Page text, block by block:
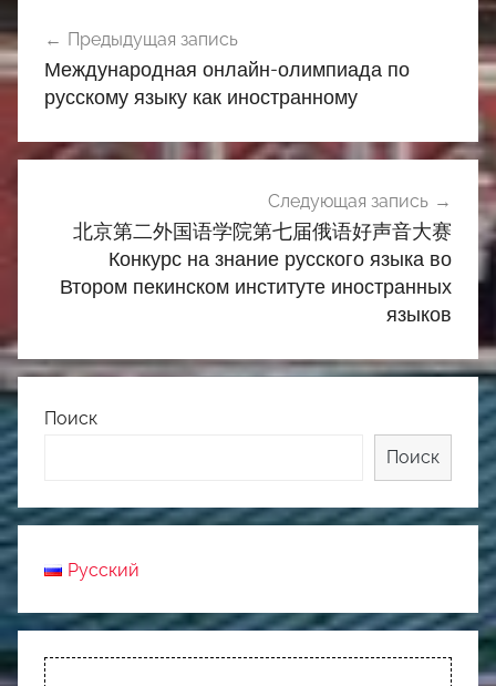
по
записям
Предыдущая запись
Международная онлайн-олимпиада по
русскому языку как иностранному
Следующая запись
北京第二外国语学院第七届俄语好声音大赛
Конкурс на знание русского языка во
Втором пекинском институте иностранных
языков
Поиск
Поиск
Русский